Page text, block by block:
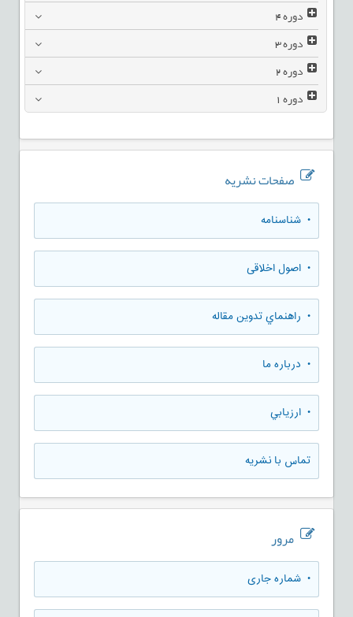
دوره4
دوره3
دوره2
دوره1
صفحات نشریه
• شناسنامه
• اصول اخلاقی
• راهنماي تدوين مقاله
• درباره ما
• ارزيابي
تماس با نشریه
مرور
• شماره جاری